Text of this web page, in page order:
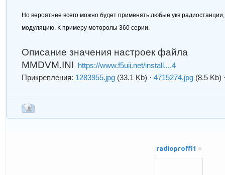
Но вероятнее всего можно будет применять любые укв
модуляцию. К примеру моторолы 360 серии.
Описание значения настроек файла
MMDVM.INI https://www.f5uii.net/install....4
Прикрепления: 1283955.jpg (33.1 Kb) ·4715274.jpg (8.5 Kb)
radioproffi1